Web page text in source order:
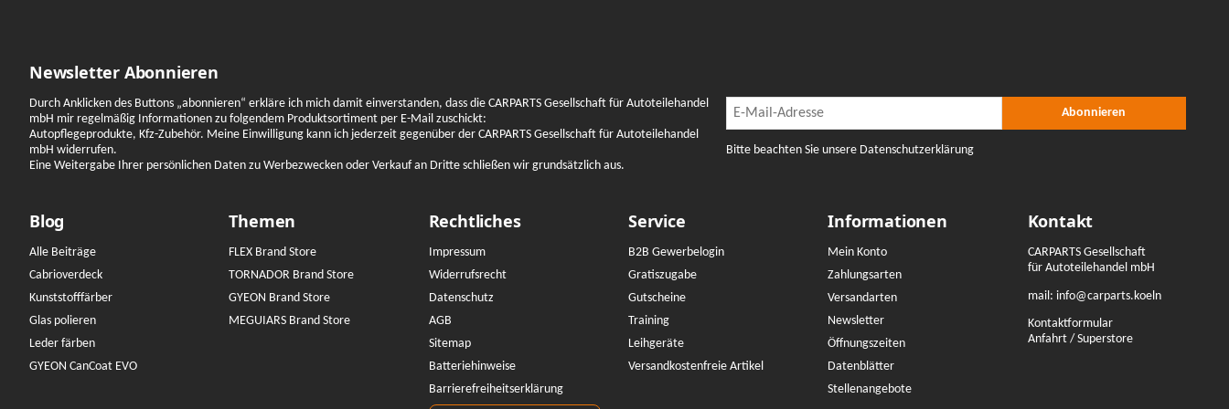
Newsletter Abonnieren
Durch Anklicken des Buttons „abonnieren“ erkläre ich mich damit einverstanden, dass die CARPARTS Gesellschaft für Autoteilehandel
mbH mir regelmäßig Informationen zu folgendem Produktsortiment per E-Mail zuschickt:
Autopflegeprodukte, Kfz-Zubehör. Meine Einwilligung kann ich jederzeit gegenüber der CARPARTS Gesellschaft für Autoteilehandel
mbH widerrufen.
Eine Weitergabe Ihrer persönlichen Daten zu Werbezwecken oder Verkauf an Dritte schließen wir grundsätzlich aus.
Newsletter Abonnieren Abonnieren
Bitte beachten Sie unsere Datenschutzerklärung
Blog
Alle Beiträge
Cabrioverdeck
Kunststofffärber
Glas polieren
Leder färben
GYEON CanCoat EVO
Themen
FLEX Brand Store
TORNADOR Brand Store
GYEON Brand Store
MEGUIARS Brand Store
Rechtliches
Impressum
Widerrufsrecht
Datenschutz
AGB
Sitemap
Batteriehinweise
Barrierefreiheitserklärung
Service
B2B Gewerbelogin
Gratiszugabe
Gutscheine
Training
Leihgeräte
Versandkostenfreie Artikel
Informationen
Mein Konto
Zahlungsarten
Versandarten
Newsletter
Öffnungszeiten
Datenblätter
Stellenangebote
Kontakt
CARPARTS Gesellschaft
für Autoteilehandel mbH
mail: info@carparts.koeln
Kontaktformular
Anfahrt / Superstore